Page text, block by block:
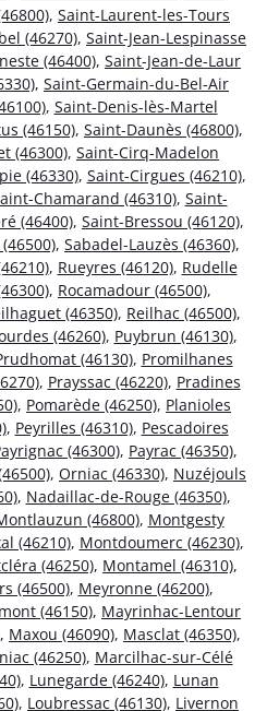
, Saint-Laurent-les-Tours
(46270), Saint-Jean-Lespinasse
(46400), Saint-Jean-de-Laur
, Saint-Germain-du-Bel-Air
, Saint-Denis-lès-Martel
(46150), Saint-Daunès (46800),
(46300), Saint-Cirq-Madelon
(46330), Saint-Cirgues (46210),
Chamarand (46310), Saint-
(46400), Saint-Bressou (46120),
, Sabadel-Lauzès (46360),
, Rueyres (46120), Rudelle
, Rocamadour (46500),
(46350), Reilhac (46500),
(46260), Puybrun (46130),
(46130), Promilhanes
, Prayssac (46220), Pradines
, Pomarède (46250), Planioles
, Peyrilles (46310), Pescadoires
(46300), Payrac (46350),
, Orniac (46330), Nuzéjouls
, Nadaillac-de-Rouge (46350),
(46800), Montgesty
(46210), Montdoumerc (46230),
(46250), Montamel (46310),
(46500), Meyronne (46200),
(46150), Mayrinhac-Lentour
, Maxou (46090), Masclat (46350),
(46250), Marcilhac-sur-Célé
, Lunegarde (46240), Lunan
, Loubressac (46130), Livernon